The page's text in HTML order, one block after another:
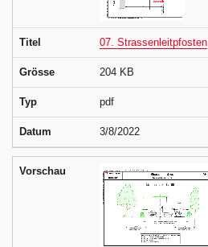
Titel 07. Strassenleitpfosten
Grösse 204 KB
Typ pdf
Datum 3/8/2022
Vorschau